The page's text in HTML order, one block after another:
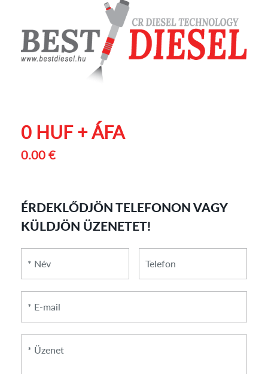
0 HUF + ÁFA
0.00 €
ÉRDEKLŐDJÖN TELEFONON VAGY
KÜLDJÖN ÜZENETET!
Név
mail
Üzenet